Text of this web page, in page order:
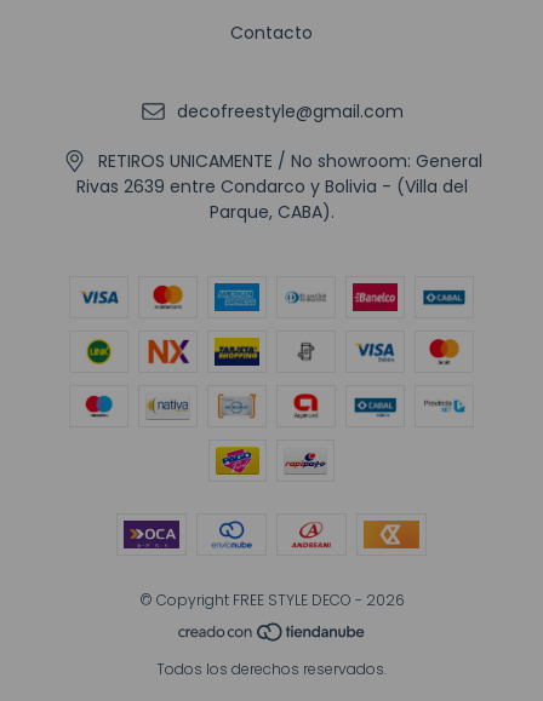
Contacto
decofreestyle@gmail.com
RETIROS UNICAMENTE / No showroom: General
Rivas 2639 entre Condarco y Bolivia - (Villa del
Parque, CABA).
© Copyright FREE STYLE DECO - 2026
Todos los derechos reservados.